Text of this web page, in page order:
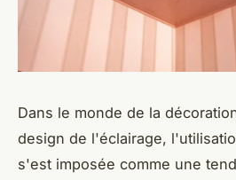
Dans le monde de la
design de l'éclairage,
s'est imposée comme une